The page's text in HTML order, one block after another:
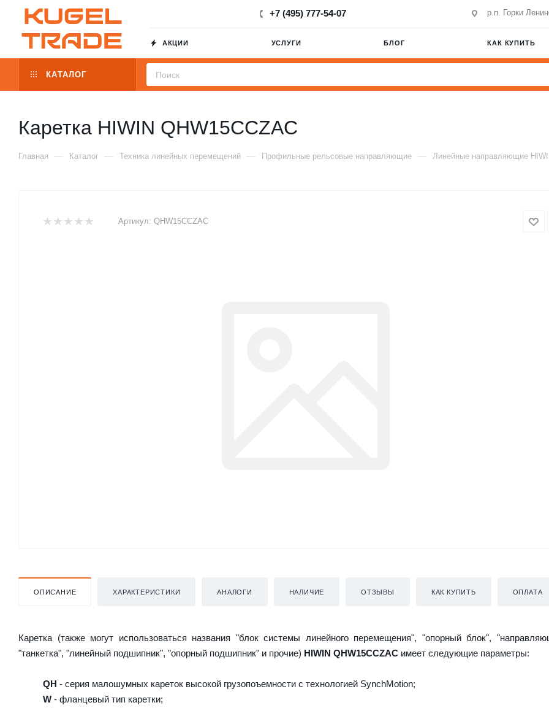
+7 (495) 777-54-07 р.п. Горки
АКЦИИ УСЛУГИ БЛОГ КАК КУПИТЬ
КАТАЛОГ
Каретка HIWIN QHW15CCZAC
Главная — Каталог — Техника линейных перемещений — Профильные рельсовые направляющие — Линейные направляющие
Артикул: QHW15CCZAC
ОПИСАНИЕ ХАРАКТЕРИСТИКИ АНАЛОГИ НАЛИЧИЕ ОТЗЫВЫ КАК КУПИТЬ ОПЛАТА
Каретка (также могут использоваться названия "блок системы линейного перемещения", "опорный блок",
"танкетка", "линейный подшипник", "опорный подшипник" и прочие) HIWIN QHW15CCZAC имеет следующие параметры:
QH - серия малошумных кареток высокой грузопоъемности с технологией SynchMotion;
W - фланцевый тип каретки;